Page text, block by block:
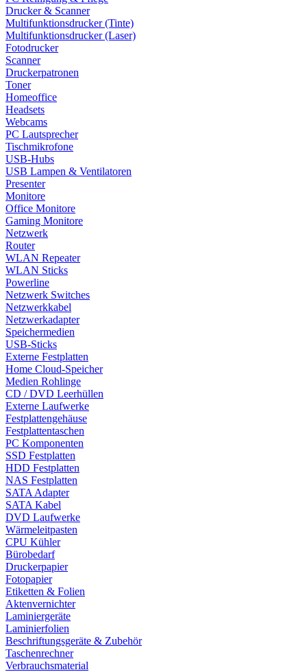
Drucker & Scanner
Multifunktionsdrucker (Tinte)
Multifunktionsdrucker (Laser)
Fotodrucker
Scanner
Druckerpatronen
Toner
Homeoffice
Headsets
Webcams
PC Lautsprecher
Tischmikrofone
USB-Hubs
USB Lampen & Ventilatoren
Presenter
Monitore
Office Monitore
Gaming Monitore
Netzwerk
Router
WLAN Repeater
WLAN Sticks
Powerline
Netzwerk Switches
Netzwerkkabel
Netzwerkadapter
Speichermedien
USB-Sticks
Externe Festplatten
Home Cloud-Speicher
Medien Rohlinge
CD / DVD Leerhüllen
Externe Laufwerke
Festplattengehäuse
Festplattentaschen
PC Komponenten
SSD Festplatten
HDD Festplatten
NAS Festplatten
SATA Adapter
SATA Kabel
DVD Laufwerke
Wärmeleitpasten
CPU Kühler
Bürobedarf
Druckerpapier
Fotopapier
Etiketten & Folien
Aktenvernichter
Laminiergeräte
Laminierfolien
Beschriftungsgeräte & Zubehör
Taschenrechner
Verbrauchsmaterial